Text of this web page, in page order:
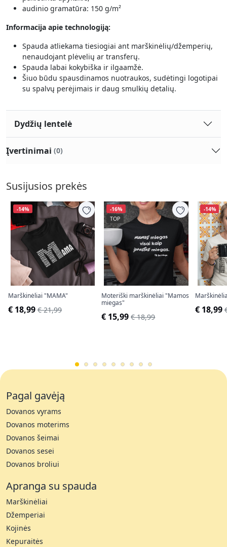
audinio gramatūra: 150 g/m²
Informacija apie technologiją:
Spauda atliekama tiesiogiai ant marškinėlių/džemperių,
nenaudojant plėvelių ar transferų.
Spauda labai kokybiška ir ilgaamžė.
Šiuo būdu spausdinamos nuotraukos, sudėtingi logotipai
su spalvų perėjimais ir daug smulkių detalių.
Dydžių lentelė
Įvertinimai (0)
Susijusios prekės
-14%
Marškinėliai "MAMA"
€ 18,99 € 21,99
-16%
TOP
Moteriški marškinėliai "Mamos
miegas"
€ 15,99 € 18,99
-14%
€ 18,99
Pagal gavėją
Dovanos vyrams
Dovanos moterims
Dovanos šeimai
Dovanos sesei
Dovanos broliui
Apranga su spauda
Marškinėliai
Džemperiai
Kojinės
Kepuraitės